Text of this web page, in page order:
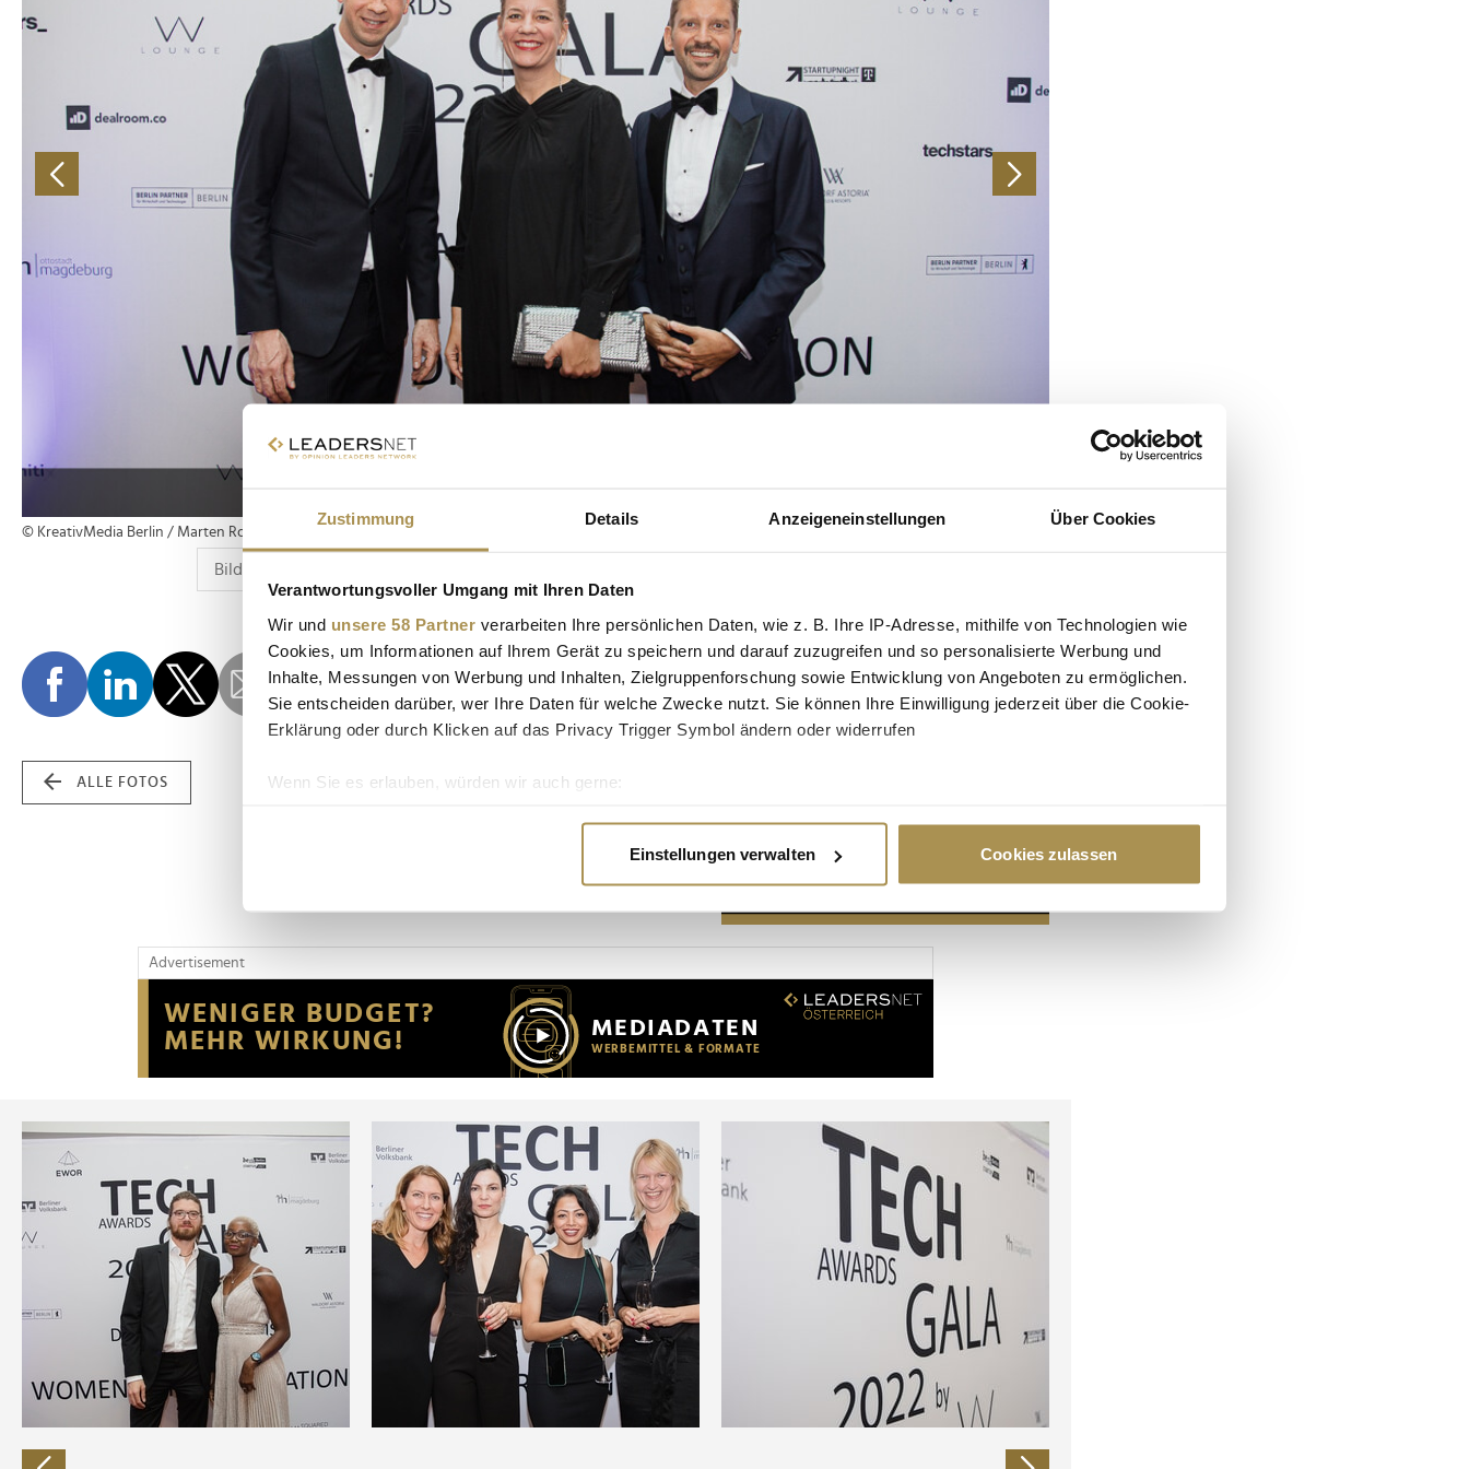
Zustimmung Details Anzeigeneinstellungen Über Cookies
Verantwortungsvoller Umgang mit Ihren Daten
Wir und unsere 58 Partner verarbeiten Ihre persönlichen Daten, wie z. B. Ihre IP-Adresse, mithilfe von Technologien wie
Cookies, um Informationen auf Ihrem Gerät zu speichern und darauf zuzugreifen und so personalisierte Werbung und
Inhalte, Messungen von Werbung und Inhalten, Zielgruppenforschung sowie Entwicklung von Angeboten zu ermöglichen.
Sie entscheiden darüber, wer Ihre Daten für welche Zwecke nutzt. Sie können Ihre Einwilligung jederzeit über die Cookie-
Erklärung oder durch Klicken auf das Privacy Trigger Symbol ändern oder widerrufen
Wenn Sie es erlauben, würden wir auch gerne:
Erfahren Sie mehr darüber, wie Ihre persönlichen Daten verarbeitet werden, und legen Sie Ihre Präferenzen im
Wir verwenden Cookies, um Inhalte und Anzeigen zu personalisieren, Funktionen für soziale Medien anbieten zu können
Website an unsere Partner für soziale Medien, Werbung und Analysen weiter. Unsere Partner führen diese Informationen
möglicherweise mit weiteren Daten zusammen, die Sie ihnen bereitgestellt haben oder die sie im Rahmen Ihrer Nutzung
der Dienste gesammelt haben.
Einstellungen verwalten Cookies zulassen
© KreativMedia Berlin / Marten Ronneburg
ALLE FOTOS
Advertisement
Advertisement